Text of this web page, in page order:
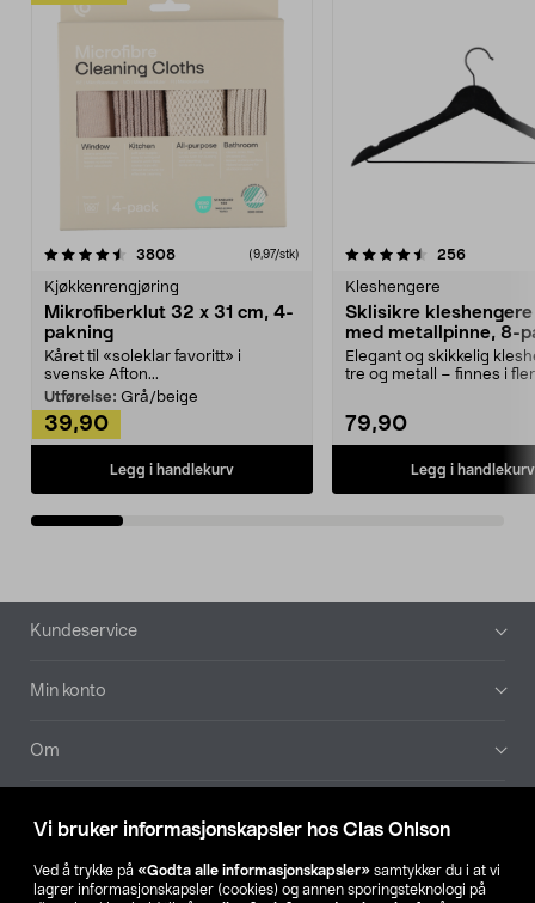
Vi bruker informasjonskapsler hos Clas Ohlson
Ved å trykke på «Godta alle informasjonskapsler» samtykker du i at vi
lagrer informasjonskapsler (cookies) og annen sporingsteknologi på
3808anmeldelser(9,97/stk)
Kjøkkenrengjøring
Mikrofiberklut 32 x 31 cm, 4-
pakning
Kåret til «soleklar favoritt» i
svenske Afton...
Utførelse: Grå/beige
39,90
Legg i handlekurv
4.5av 5 stjerner 256
Kleshengere
Sklisikre
med metallpinne, 8-
Elegant og skikkelig
tre og metall – finnes i
79,90
Legg i handlekurv
4.5av 5 stjerner
Bunntekst
Kundeservice
Min konto
Om
Våre selskaper